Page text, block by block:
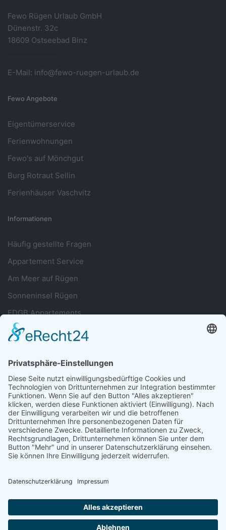
Fewo Rügen Urlaub GmbH
Dünenstr. 32c
18609 Ostseebad Binz
E-Mail: info@fewo-ruegen-urlaub.de
Fewo Angebote
Eigentümerservice
Ferienwohnungen
Fewo's auf Mönchgut
Burg Rotraut Sellin
Ferienhäuser Vaschvitz
Informationen
Häufig gestellte Fragen
Appartement Service
Am Meer auf Rügen
Sonneninsel Rügen
FDGB Appartements
Sie haben Fragen?
038393 699677
Oder nutzen Sie unser Kontaktformular
Schreiben Sie uns!
Folgt uns auf Social Media